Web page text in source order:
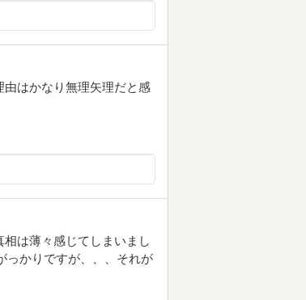
はかなり無理矢理だと感
は薄々感じてしまいまし
っかりですが、、、それが